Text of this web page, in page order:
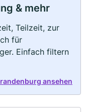
& mehr
Teilzeit, zur
für
Einfach filtern
ansehen